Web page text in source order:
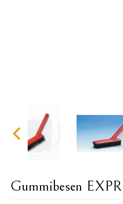
Gummibesen